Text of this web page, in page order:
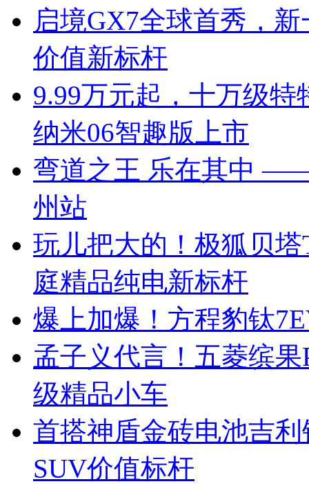
启境GX7全球首秀，
价值新标杆
9.99万元起，十万级
纳米06智趣版上市
弯道之王 乐在其中
州站
玩儿把大的！极狐贝
庭精品纯电新标杆
爆上加爆！方程豹钛
孟子义代言！五菱缤
级精品小车
首搭神盾金砖电池吉
SUV价值标杆